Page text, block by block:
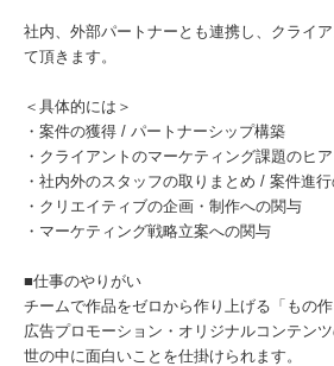
社内、外部パートナーとも連携し、クライ
て頂きます。
＜具体的には＞
・案件の獲得 / パートナーシップ構築
・クライアントのマーケティング課題のヒ
・社内外のスタッフの取りまとめ / 案件進
・クリエイティブの企画・制作への関与
・マーケティング戦略立案への関与
■仕事のやりがい
チームで作品をゼロから作り上げる「もの作
広告プロモーション・オリジナルコンテン
世の中に面白いことを仕掛けられます。